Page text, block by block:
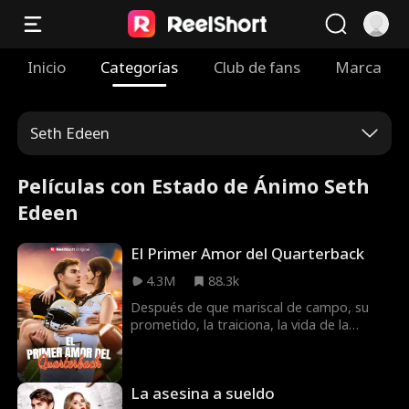
Inicio Categorías Club de fans Marca
Seth Edeen
Películas con Estado de Ánimo Seth
Edeen
El Primer Amor del Quarterback
4.3M
88.3k
Después de que mariscal de campo, su
prometido, la traiciona, la vida de la
bastante familiar. Cameron decide apostar
La asesina a sueldo